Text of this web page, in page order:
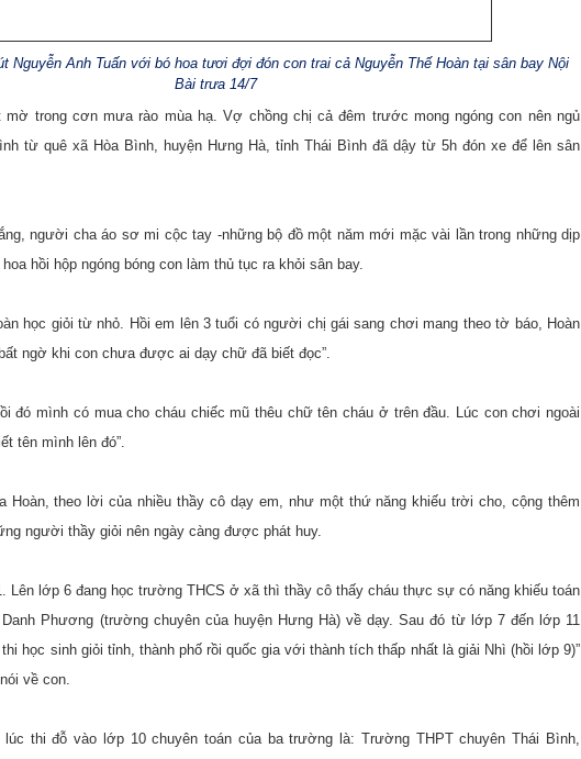
Nguyễn Anh Tuấn với bó hoa tươi đợi đón con trai cả Nguyễn Thế Hoàn tại sân bay Nội
Bài trưa 14/7
mờ trong cơn mưa rào mùa hạ. Vợ chồng chị cả đêm trước mong ngóng con nên ngủ
từ quê xã Hòa Bình, huyện Hưng Hà, tỉnh Thái Bình đã dậy từ 5h đón xe để lên sân
người cha áo sơ mi cộc tay -những bộ đồ một năm mới mặc vài lần trong những dịp
hồi hộp ngóng bóng con làm thủ tục ra khỏi sân bay.
học giỏi từ nhỏ. Hồi em lên 3 tuổi có người chị gái sang chơi mang theo tờ báo, Hoàn
ngờ khi con chưa được ai dạy chữ đã biết đọc”.
đó mình có mua cho cháu chiếc mũ thêu chữ tên cháu ở trên đầu. Lúc con chơi ngoài
tên mình lên đó”.
Hoàn, theo lời của nhiều thầy cô dạy em, như một thứ năng khiếu trời cho, cộng thêm
người thầy giỏi nên ngày càng được phát huy.
Lên lớp 6 đang học trường THCS ở xã thì thầy cô thấy cháu thực sự có năng khiếu toán
Phương (trường chuyên của huyện Hưng Hà) về dạy. Sau đó từ lớp 7 đến lớp 11
học sinh giỏi tỉnh, thành phố rồi quốc gia với thành tích thấp nhất là giải Nhì (hồi lớp 9)”
về con.
lúc thi đỗ vào lớp 10 chuyên toán của ba trường là: Trường THPT chuyên Thái Bình,